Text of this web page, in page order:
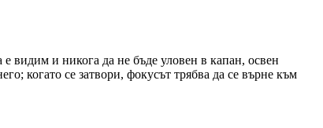
видим и никога да не бъде уловен в капан, освен
когато се затвори, фокусът трябва да се върне към